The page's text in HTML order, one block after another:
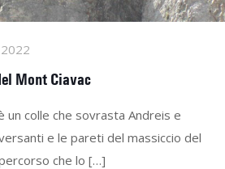
Mont Ciavac
un colle che sovrasta Andreis e
e le pareti del massiccio del
che lo […]